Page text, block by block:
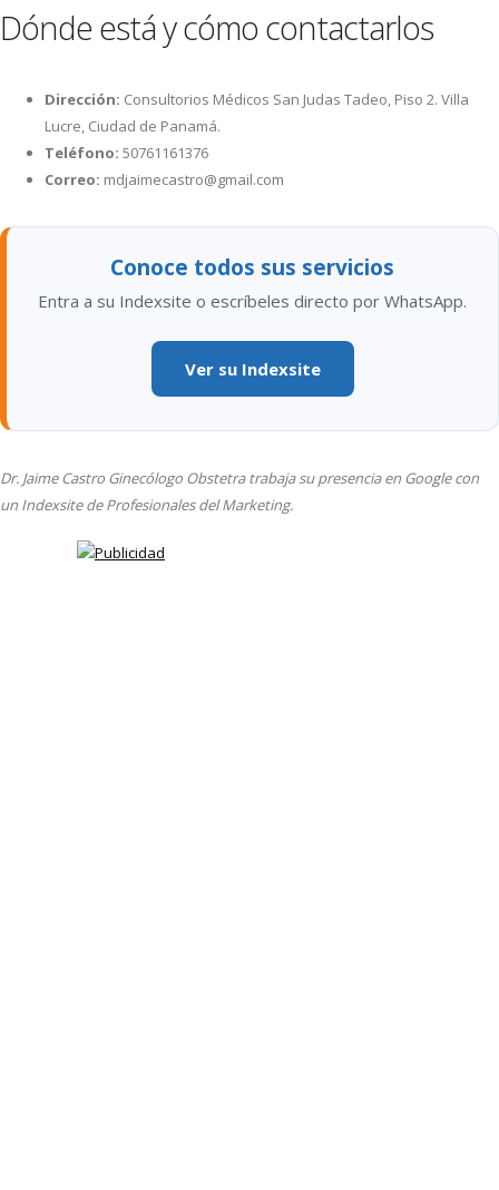
Dónde está y cómo contactarlos
Dirección: Consultorios Médicos San Judas Tadeo, Piso 2. Villa
Lucre, Ciudad de Panamá.
Teléfono: 50761161376
Correo: mdjaimecastro@gmail.com
Conoce todos sus servicios
Entra a su Indexsite o escríbeles directo por WhatsApp.
Ver su Indexsite
Dr. Jaime Castro Ginecólogo Obstetra trabaja su presencia en Google con
un Indexsite de Profesionales del Marketing.